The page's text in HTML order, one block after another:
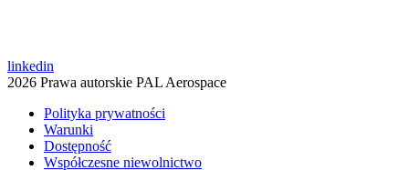
linkedin
2026 Prawa autorskie PAL Aerospace
Polityka prywatności
Warunki
Dostępność
Współczesne niewolnictwo